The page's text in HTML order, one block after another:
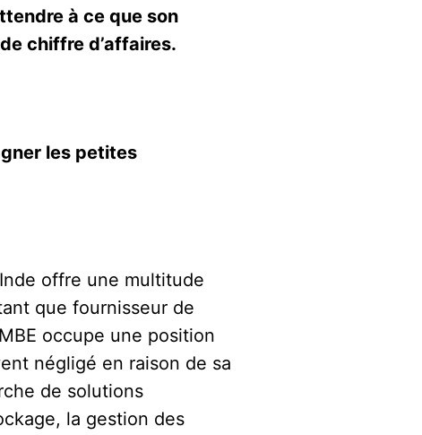
à ce que son
chiffre d’affaires.
les petites
offre une multitude
que fournisseur de
occupe une position
négligé en raison de sa
de solutions
la gestion des